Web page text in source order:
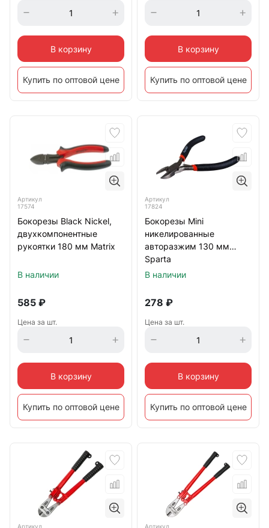
В корзину
Купить по оптовой цене
В корзину
Купить по оптовой цене
Артикул
17574
Бокорезы Black Nickel,
двухкомпонентные
рукоятки 180 мм Matrix
В наличии
585 ₽
Цена за шт.
В корзину
Купить по оптовой цене
Артикул
17824
Бокорезы Mini
никелированные
авторазжим 130 мм
Sparta
В наличии
278 ₽
Цена за шт.
В корзину
Купить по оптовой цене
Артикул Артикул